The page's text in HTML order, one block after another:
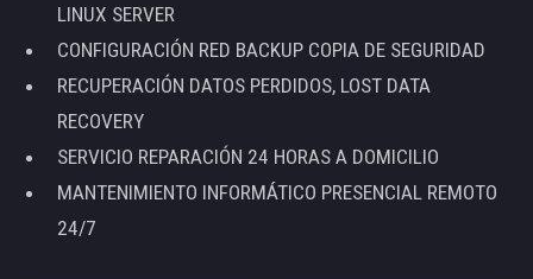
LINUX SERVER
CONFIGURACIÓN RED BACKUP COPIA DE SEGURIDAD
RECUPERACIÓN DATOS PERDIDOS, LOST DATA
RECOVERY
SERVICIO REPARACIÓN 24 HORAS A DOMICILIO
MANTENIMIENTO INFORMÁTICO PRESENCIAL REMOTO
24/7